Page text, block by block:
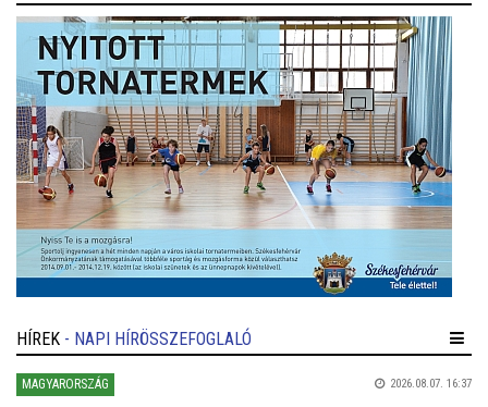
HÍREK - NAPI HÍRÖSSZEFOGLALÓ
MAGYARORSZÁG 2026.08.07. 16:37